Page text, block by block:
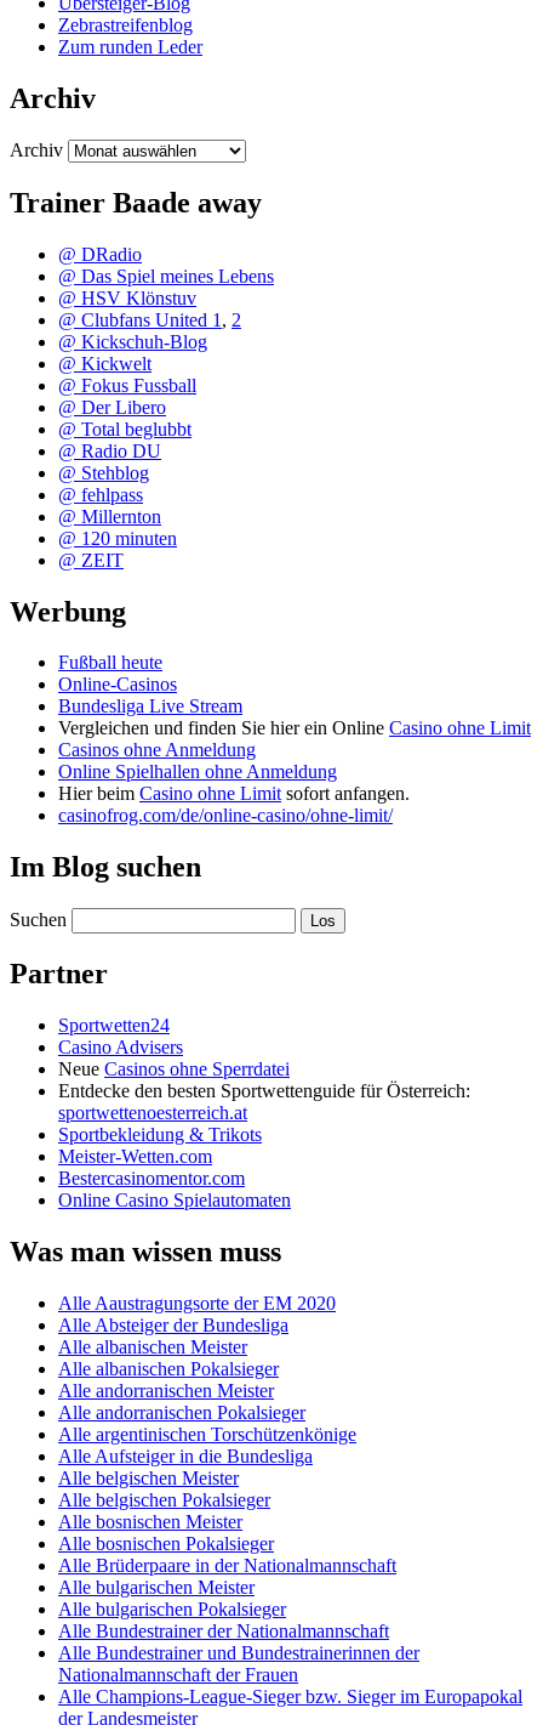
Zebrastreifenblog
Zum runden Leder
Archiv
Archiv
Trainer Baade away
@ DRadio
@ Das Spiel meines Lebens
@ HSV Klönstuv
@ Clubfans United 1 , 2
@ Kickschuh-Blog
@ Kickwelt
@ Fokus Fussball
@ Der Libero
@ Total beglubbt
@ Radio DU
@ Stehblog
@ fehlpass
@ Millernton
@ 120 minuten
@ ZEIT
Werbung
Fußball heute
Online-Casinos
Bundesliga Live Stream
Vergleichen und finden Sie hier ein Online Casino ohne Limit
Casinos ohne Anmeldung
Online Spielhallen ohne Anmeldung
Hier beim Casino ohne Limitsofort anfangen.
casinofrog.com/de/online-casino/ohne-limit/
Im Blog suchen
Suchen
Partner
Sportwetten24
Casino Advisers
Neue Casinos ohne Sperrdatei
Entdecke den besten Sportwettenguide für Österreich:
sportwettenoesterreich.at
Sportbekleidung & Trikots
Meister-Wetten.com
Bestercasinomentor.com
Online Casino Spielautomaten
Was man wissen muss
Alle Aaustragungsorte der EM 2020
Alle Absteiger der Bundesliga
Alle albanischen Meister
Alle albanischen Pokalsieger
Alle andorranischen Meister
Alle andorranischen Pokalsieger
Alle argentinischen Torschützenkönige
Alle Aufsteiger in die Bundesliga
Alle belgischen Meister
Alle belgischen Pokalsieger
Alle bosnischen Meister
Alle bosnischen Pokalsieger
Alle Brüderpaare in der Nationalmannschaft
Alle bulgarischen Meister
Alle bulgarischen Pokalsieger
Alle Bundestrainer der Nationalmannschaft
Alle Bundestrainer und Bundestrainerinnen der
Nationalmannschaft der Frauen
Alle Champions-League-Sieger bzw. Sieger im Europapokal
der Landesmeister